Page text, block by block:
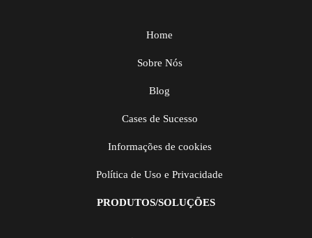
Home
Sobre Nós
Blog
Cases de Sucesso
Informações de cookies
Política de Uso e Privacidade
PRODUTOS/SOLUÇÕES